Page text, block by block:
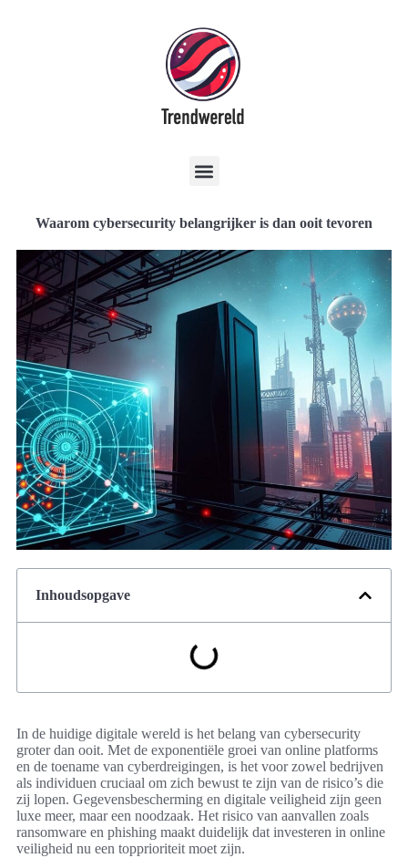
Waarom cybersecurity belangrijker is dan ooit tevoren
Inhoudsopgave
In de huidige digitale wereld is het belang van cybersecurity
groter dan ooit. Met de exponentiële groei van online platforms
en de toename van cyberdreigingen, is het voor zowel bedrijven
als individuen cruciaal om zich bewust te zijn van de risico’s die
zij lopen. Gegevensbescherming en digitale veiligheid zijn geen
luxe meer, maar een noodzaak. Het risico van aanvallen zoals
ransomware en phishing maakt duidelijk dat investeren in online
veiligheid nu een topprioriteit moet zijn.